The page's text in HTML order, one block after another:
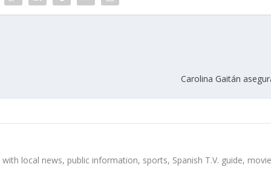
Carolina Gaitán
local news, public information, sports, Spanish T.V. guide,